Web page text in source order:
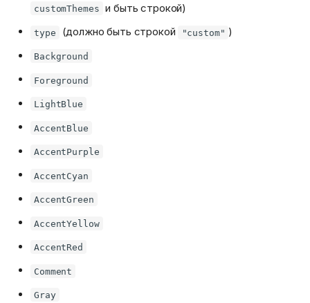
customThemes и быть строкой)
type (должно быть строкой "custom" )
Background
Foreground
LightBlue
AccentBlue
AccentPurple
AccentCyan
AccentGreen
AccentYellow
AccentRed
Comment
Gray